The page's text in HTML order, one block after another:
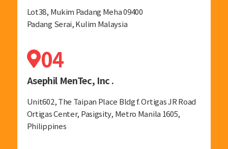
Lot38, Mukim Padang Meha 09400
Padang Serai, Kulim Malaysia
04
Asephil MenTec, Inc .
Unit602, The Taipan Place Bldg f. Ortigas JR Road
Ortigas Center, Pasigsity, Metro Manila 1605,
Philippines